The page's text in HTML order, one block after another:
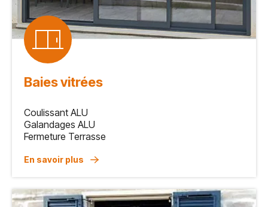
Baies vitrées
Coulissant ALU
Galandages ALU
Fermeture Terrasse
En savoir plus